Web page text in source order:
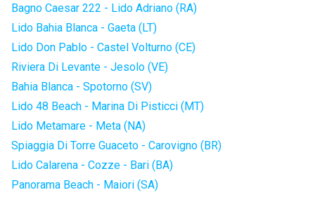
Bagno Caesar 222 - Lido Adriano (RA)
Lido Bahia Blanca - Gaeta (LT)
Lido Don Pablo - Castel Volturno (CE)
Riviera Di Levante - Jesolo (VE)
Bahia Blanca - Spotorno (SV)
Lido 48 Beach - Marina Di Pisticci (MT)
Lido Metamare - Meta (NA)
Spiaggia Di Torre Guaceto - Carovigno (BR)
Lido Calarena - Cozze - Bari (BA)
Panorama Beach - Maiori (SA)